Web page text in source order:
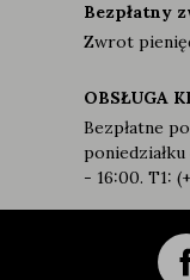
Bezpłatny
Zwrot
OBSŁUGA
Bezpłatne
- 16:00. T1: